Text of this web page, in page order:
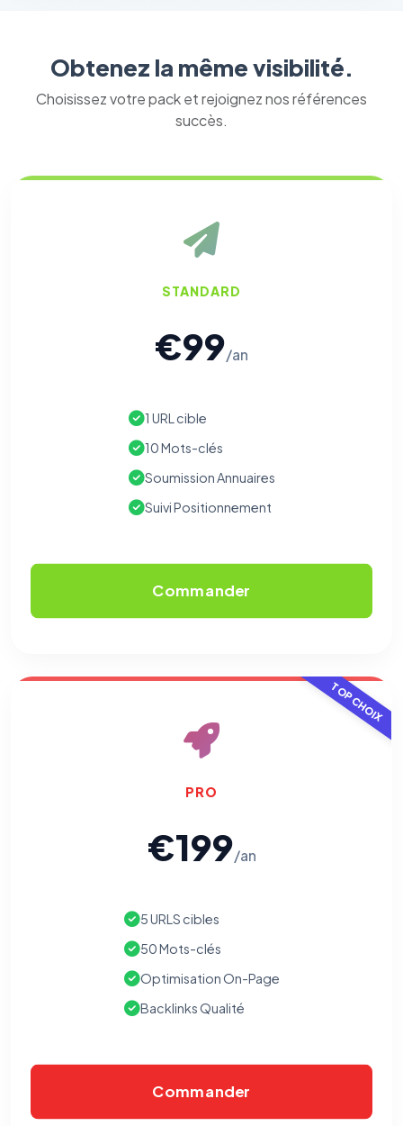
Obtenez la même visibilité.
Choisissez votre pack et rejoignez nos références
succès.
STANDARD
€99/an
1 URL cible
10 Mots-clés
Soumission Annuaires
Suivi Positionnement
Commander
TOP CHOIX
PRO
€199/an
5 URLS cibles
50 Mots-clés
Optimisation On-Page
Backlinks Qualité
Commander